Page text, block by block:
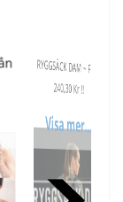
RYGGSÄCK DAM ~ Från
240,30 Kr !!
Visa mer...
STRANDVÄSKA ~ Från
83,20 Kr !!
Visa mer...
+ HUND